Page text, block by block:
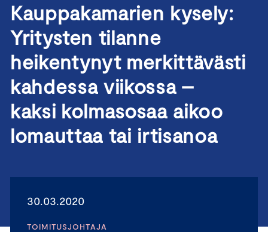
Kauppakamarien kysely:
Yritysten tilanne
heikentynyt merkittävästi
kahdessa viikossa –
kaksi kolmasosaa aikoo
lomauttaa tai irtisanoa
30.03.2020
TOIMITUSJOHTAJA